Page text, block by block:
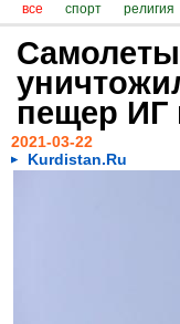
все спорт религия
пещер ИГ
2021-03-22
Kurdistan.Ru